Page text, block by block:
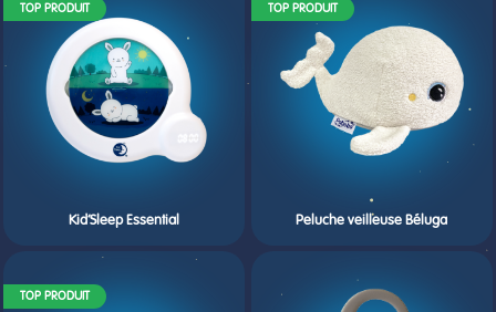
TOP PRODUIT
Kid’Sleep Essential
TOP PRODUIT
Peluche veilleuse Béluga
TOP PRODUIT